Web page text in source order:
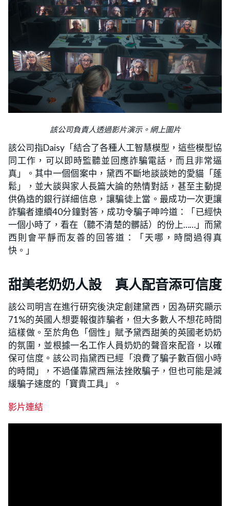
該公司負責人透過影片演示。網上圖片
該公司指Daisy「結合了各種人工智慧模型，這些模型協
同工作，可以即時監聽並回應詐騙電話，而且非常逼
真」。其中一個個案中，黛西不斷地談談她的愛貓「蓬
鬆」，並大談與家人長篇大論的熱情對話，甚至主動提
供偽造的銀行詳細信息，讓騙徒上當。最成功一次更讓
詐騙者連續40分鐘對答，成功令騙子呻吟道：「已經快
一個小時了，看在（聽不清楚的髒話）的份上……」而黛
西則會平靜而友善的回答道：「天哪，時間過得真
快。」
甜美老奶奶人設 真人配音添可信度
該公司明言在進行研究後決定創建黛西，因為研究顯示
71%的英國人想要報復詐騙者，但大多數人不想花時間
這樣做。至於角色「個性」賦予黛西甜美的英國老奶奶
的氛圍，並根據一名工作人員奶奶的聲音來配音，以確
保可信度。該公司指黛西已經「浪費了騙子數百個小時
的時間」，不過僅靠黛西無法挫敗騙子，但也可能是減
緩騙子速度的「寶貴工具」。
影片連結